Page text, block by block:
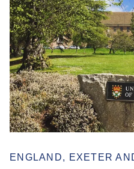
ENGLAND, EXETER